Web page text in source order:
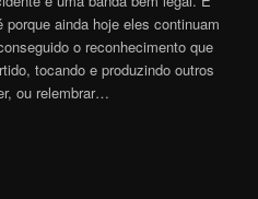
ainda hoje eles continuam
o reconhecimento que
tocando e produzindo outros
ou relembrar…